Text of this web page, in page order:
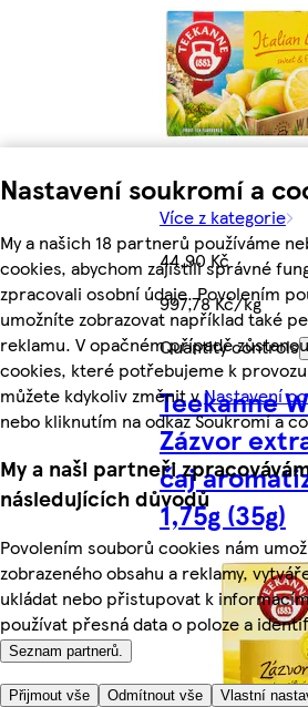
Nastavení soukromí a
My a našich 18 partnerů používáme
cookies, abychom zajistili správné
zpracovali osobní údaje. Povolením
umožníte zobrazovat například také
reklamu. V opačném případě
cookies, které potřebujeme k
můžete kdykoliv změnit vNastavení
nebo kliknutím na odkaz Soukromí a
My a naši partneři
následujících důvodů
Povolením souborů cookies nám
zobrazeného obsahu a reklamy,
ukládat nebo přistupovat k
používat přesná data o poloze a
Seznam partnerů.
Přijmout vše Odmítnout vše Vlastní
Více z kategorie
44,90 Kč
997,78 Kč/kg
Quantity controls
Teekanne
Zázvor
čaj
1,75g (35g)